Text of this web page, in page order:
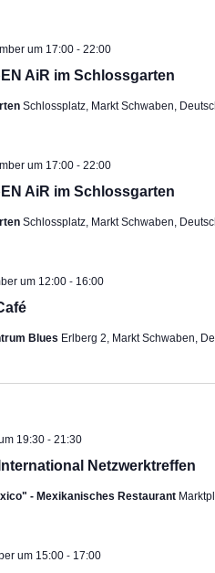
AiR im Schlossgarten
um 17:00 -22:00
Schlossplatz, Markt Schwaben,
AiR im Schlossgarten
um 17:00 -22:00
Schlossplatz, Markt Schwaben,
um 12:00 - 16:00
Blues Erlberg 2, Markt Schwaben,
Netzwerktreffen
19:30 -21:30
- Mexikanisches Restaurant
um 15:00 - 17:00